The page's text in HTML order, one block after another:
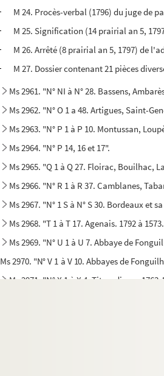
M 24. Procès-verbal (1796) du juge de
M 25. Signification (14 prairial an 5,
M 26. Arrêté (8 prairial an 5, 1797) de
M 27. Dossier contenant 21 pièces
Ms 2961. "N° NI à N° 28. Bassens,
Ms 2962. "N° O 1 a 48. Artigues, Saint-
Ms 2963. "N° P 1 à P 10. Montussan,
Ms 2964. "N° P 14, 16 et 17".
Ms 2965. "Q 1 à Q 27. Floirac, Bouilhac,
Ms 2966. "N° R 1 à R 37. Camblanes,
Ms 2967. "N° 1 S à N° S 30. Bordeaux et
Ms 2968. "T 1 à T 17. Agenais. 1792 à
Ms 2969. "N° U 1 à U 7. Abbaye de
Ms 2970. "N° V 1 à V 10. Abbayes de
Ms 2971. "N° X 1 à X 4. Titres divers.